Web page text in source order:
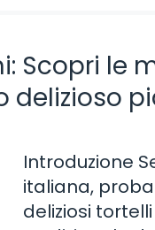
Scopri le
delizioso
Introduzione
italiana,
deliziosi